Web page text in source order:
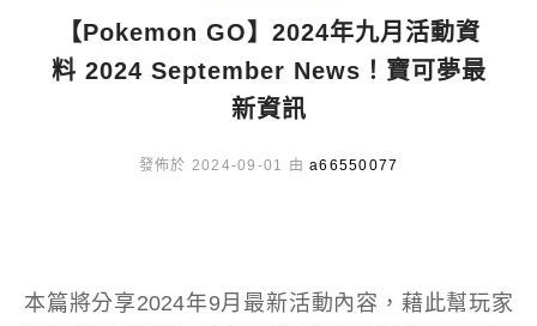
【Pokemon GO】2024年九月活動資
料 2024 September News！寶可夢最
新資訊
發佈於 2024-09-01 由 a66550077
本篇將分享2024年9月最新活動內容，藉此幫玩家